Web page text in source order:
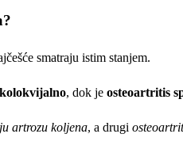
smatraju istim stanjem.
kolokvijalno, dok je osteoartritis
artrozu koljena, a drugi